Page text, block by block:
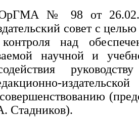
№ 98 от
совет с
над
научной и
издательской
Стадников).